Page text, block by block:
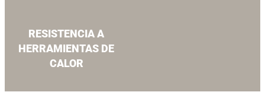
RESISTENCIA A
HERRAMIENTAS DE
CALOR